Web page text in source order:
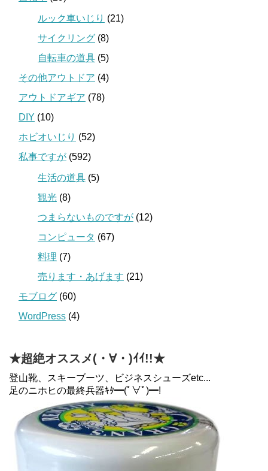
ルック車いじり (21)
サイクリング (8)
自転車の道具 (5)
その他アウトドア (4)
アウトドアギア (78)
DIY (10)
ホビオいじり (52)
私事ですが (592)
生活の道具 (5)
観光 (8)
つまらないものですが (12)
コンピュータ (67)
料理 (7)
売ります・あげます (21)
モブログ (60)
WordPress (4)
★超絶オススメ(・∀・)ｲｲ!!★
登山靴、スキーブーツ、ビジネスシューズetc...
足のニホヒの最終兵器ｷﾀ━(ﾟ∀ﾟ)━!